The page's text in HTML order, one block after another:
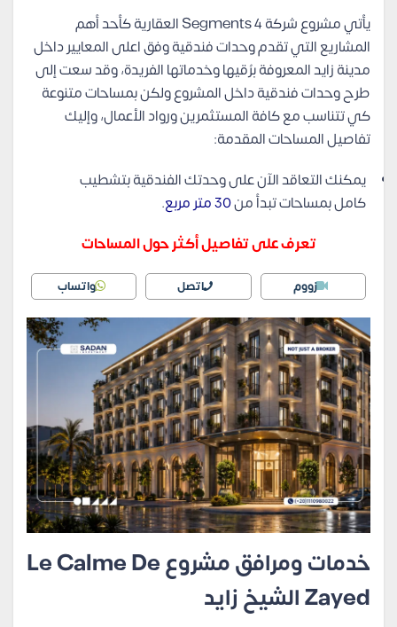
يأتي مشروع شركة Segments 4 العقارية كأحد أهم
المشاريع التي تقدم وحدات فندقية وفق اعلى المعايير داخل
مدينة زايد المعروفة برُقيها وخدماتها الفريدة، وقد سعت إلى
طرح وحدات فندقية داخل المشروع ولكن بمساحات متنوعة
كي تتناسب مع كافة المستثمرين ورواد الأعمال، وإليك
تفاصيل المساحات المقدمة:
يمكنك التعاقد الآن على وحدتك الفندقية بتشطيب
كامل بمساحات تبدأ من30 متر مربع
.
تعرف على تفاصيل أكثر حول المساحات
زووم اتصل واتساب
خدمات ومرافق مشروع Le Calme De
Zayed الشيخ زايد